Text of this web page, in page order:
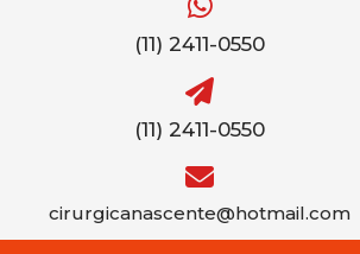
(11) 2411-0550
(11) 2411-0550
cirurgicanascente@hotmail.com